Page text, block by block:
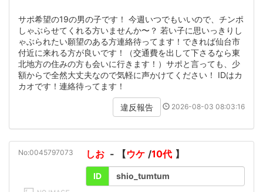
サポ希望の19の男の子です！ 今週いつでもいいので、チンポ
しゃぶらせてくれる方いませんか〜？ 若い子に思いっきりし
ゃぶられたい願望のある方連絡待ってます！できれば仙台市
付近に来れる方が良いです！（交通費を出して下さるなら東
北地方の住みの方も会いに行きます！）サポと言っても、少
額からで全然大丈夫なので気軽に声かけてください！ IDはカ
カオです！連絡待ってます！
違反報告 2026-08-03 08:03:16
No:0045797073 しお - 【ウケ /10代 】
ID shio_tumtum